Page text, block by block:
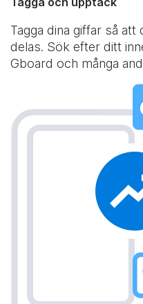
Tagga dina giffar så
delas. Sök efter ditt
Gboard och många